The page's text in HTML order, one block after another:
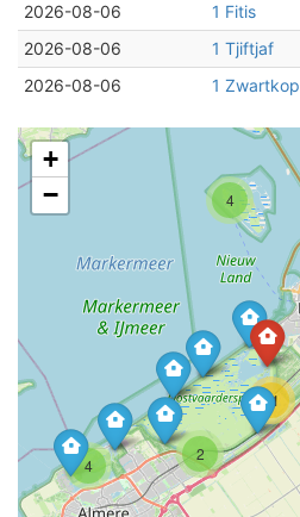
2026-08-06
1 Fitis
2026-08-06
1 Tjiftjaf
2026-08-06
1 Zwartkop
11
4
2
4
+
−